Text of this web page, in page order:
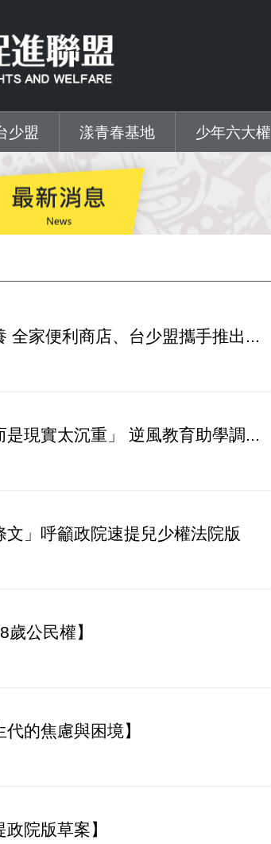
少盟 漾青春基地 少年六大權
全家便利商店、台少盟攜手推出...
是現實太沉重」 逆風教育助學調...
文」呼籲政院速提兒少權法院版
公民權】
的焦慮與困境】
院版草案】